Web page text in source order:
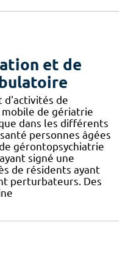
et de
d'activités de
de gériatrie
dans les différents
personnes âgées
gérontopsychiatrie
signé une
de résidents ayant
perturbateurs. Des